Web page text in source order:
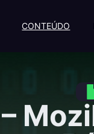
CONTEÚDO